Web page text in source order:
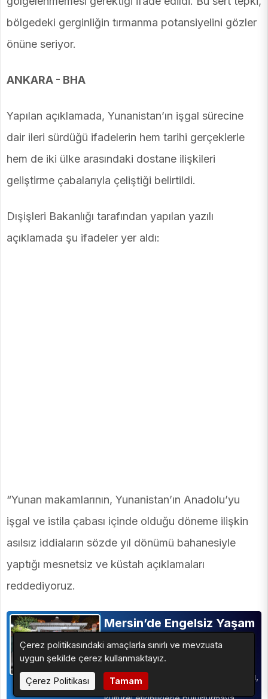
bölgedeki gerginliğin tırmanma potansiyelini gözler
önüne seriyor.
ANKARA - BHA
Yapılan açıklamada, Yunanistan’ın işgal sürecine
dair ileri sürdüğü ifadelerin hem tarihi gerçeklerle
hem de iki ülke arasındaki dostane ilişkileri
geliştirme çabalarıyla çeliştiği belirtildi.
Dışişleri Bakanlığı tarafından yapılan yazılı
açıklamada şu ifadeler yer aldı:
“Yunan makamlarının, Yunanistan’ın Anadolu’yu
işgal ve istila çabası içinde olduğu döneme ilişkin
asılsız iddiaların sözde yıl dönümü bahanesiyle
yaptığı mesnetsiz ve küstah açıklamaları
reddediyoruz.
Mersin’de Engelsiz Yaşam
Parkı’ndan Örnek Hizmet
Mersin Büyükşehir Belediyesi Sağlık
İşleri Dairesi Başkanlığı bünyesinde
faaliyet gösteren Engelsiz Yaşam Parkı,
özel gereksinimli bireyleri sosyal ve
Çerez politikasındaki amaçlarla sınırlı ve mevzuata
uygun şekilde çerez kullanmaktayız.
Çerez Politikası
Tamam